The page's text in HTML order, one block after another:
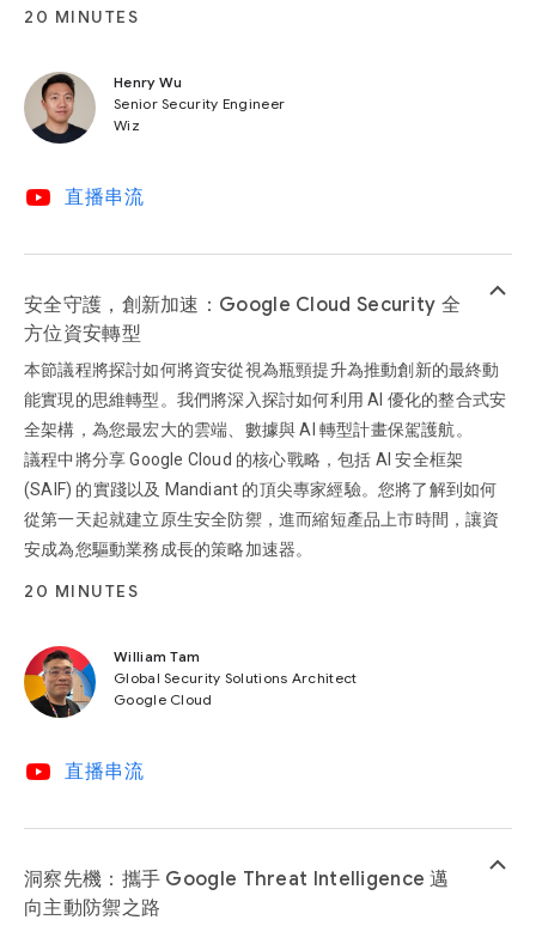
20 MINUTES
Henry Wu
Senior Security Engineer
Wiz
video_youtube 直播串流
安全守護，創新加速：Google Cloud Security 全
方位資安轉型
本節議程將探討如何將資安從視為瓶頸提升為推動創新的最終動
能實現的思維轉型。我們將深入探討如何利用 AI 優化的整合式安
全架構，為您最宏大的雲端、數據與 AI 轉型計畫保駕護航。
議程中將分享 Google Cloud 的核心戰略，包括 AI 安全框架
(SAIF) 的實踐以及 Mandiant 的頂尖專家經驗。您將了解到如何
從第一天起就建立原生安全防禦，進而縮短產品上市時間，讓資
安成為您驅動業務成長的策略加速器。
20 MINUTES
William Tam
Global Security Solutions Architect
Google Cloud
video_youtube 直播串流
keyboard_arrow_up
洞察先機：攜手 Google Threat Intelligence 邁
向主動防禦之路
keyboard_arrow_up